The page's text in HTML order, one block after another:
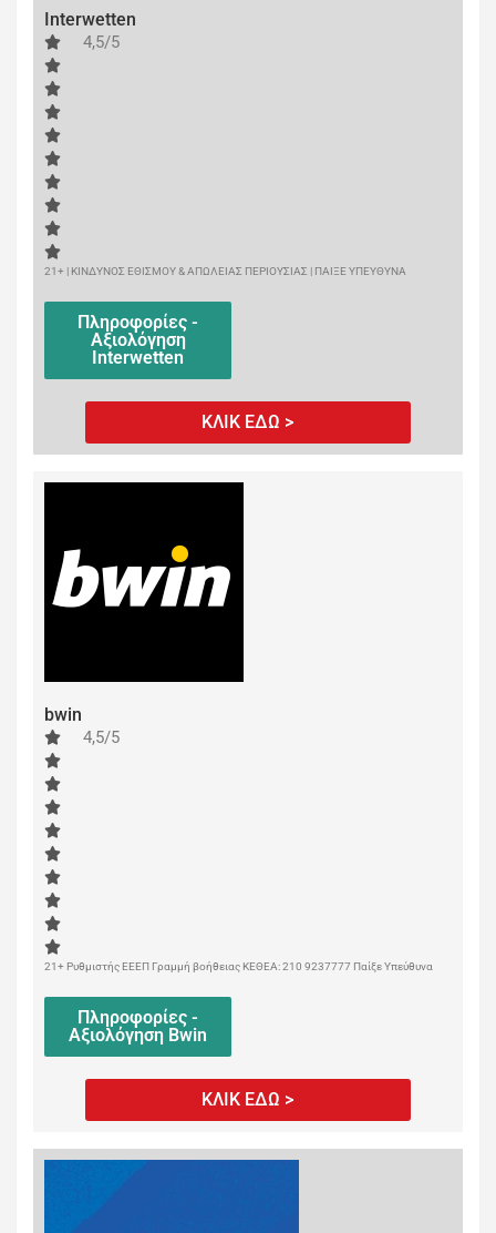
Interwetten
4,5/5
21+ | ΚΙΝΔΥΝΟΣ ΕΘΙΣΜΟΥ & ΑΠΩΛΕΙΑΣ ΠΕΡΙΟΥΣΙΑΣ | ΠΑΙΞΕ ΥΠΕΥΘΥΝΑ
Πληροφορίες -
Αξιολόγηση
Interwetten
ΚΛΙΚ ΕΔΩ >
bwin
4,5/5
21+ Ρυθμιστής ΕΕΕΠ Γραμμή βοήθειας ΚΕΘΕΑ: 210 9237777 Παίξε Υπεύθυνα
Πληροφορίες -
Αξιολόγηση Bwin
ΚΛΙΚ ΕΔΩ >